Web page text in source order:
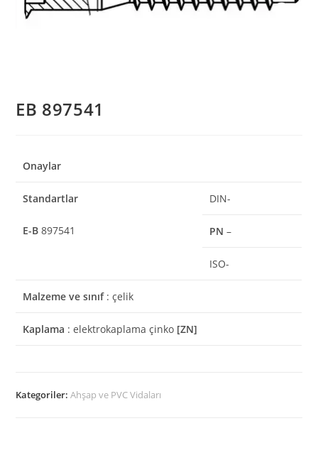
EB 897541
Onaylar
Standartlar
E-B 897541
DIN-
PN –
ISO-
Malzeme ve sınıf: çelik
Kaplama : elektrokaplama çinko [ZN]
Kategoriler:Ahşap ve PVC Vidaları